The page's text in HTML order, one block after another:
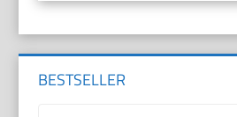
BESTSELLER